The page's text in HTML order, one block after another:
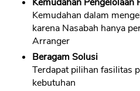
Kemudahan Pengelolaan
Kemudahan dalam
karena Nasabah hanya
Arranger
Beragam Solusi
Terdapat pilihan fasilitas
kebutuhan